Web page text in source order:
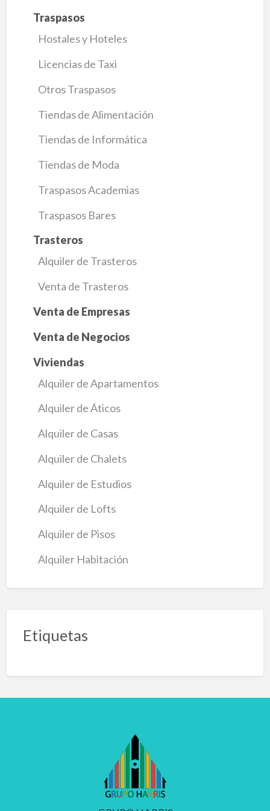
Traspasos
Hostales y Hoteles
Licencias de Taxi
Otros Traspasos
Tiendas de Alimentación
Tiendas de Informática
Tiendas de Moda
Traspasos Academias
Traspasos Bares
Trasteros
Alquiler de Trasteros
Venta de Trasteros
Venta de Empresas
Venta de Negocios
Viviendas
Alquiler de Apartamentos
Alquiler de Áticos
Alquiler de Casas
Alquiler de Chalets
Alquiler de Estudios
Alquiler de Lofts
Alquiler de Pisos
Alquiler Habitación
Etiquetas